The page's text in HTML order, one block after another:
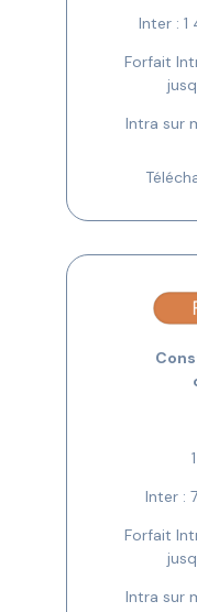
Inter :
Forfait
Intra sur
Inter :
Forfait
Intra sur